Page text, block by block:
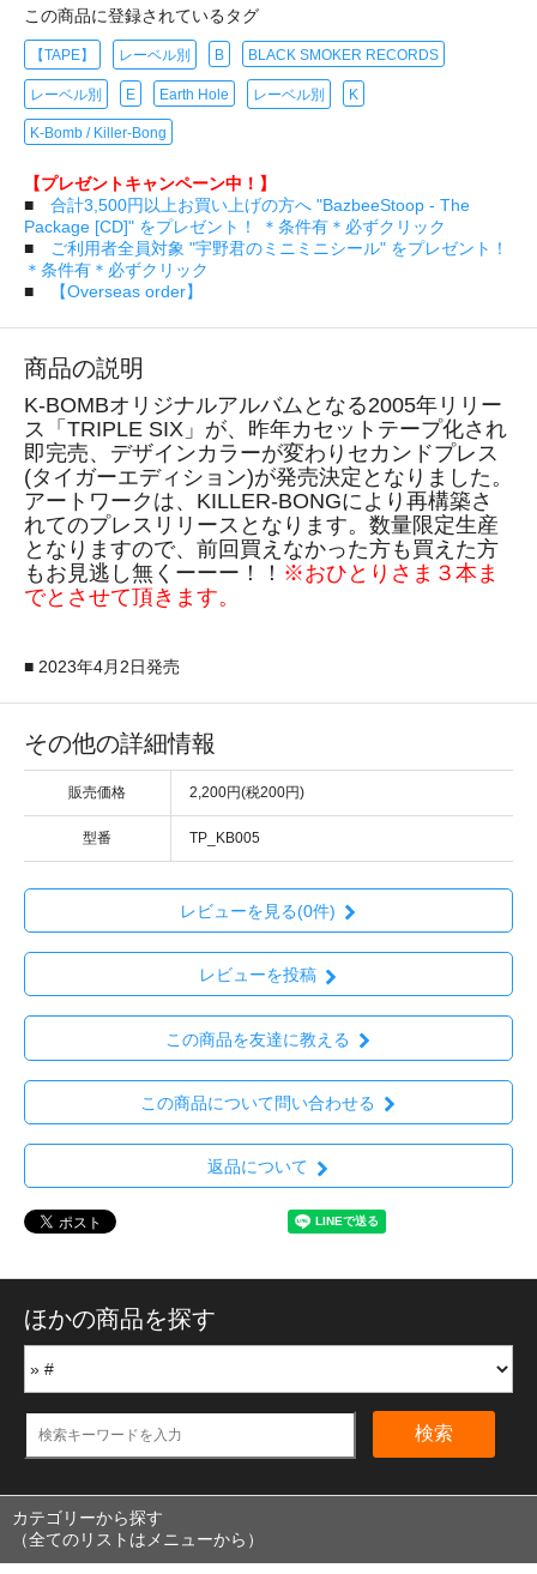
この商品に登録されているタグ
【TAPE】 レーベル別 B BLACK SMOKER RECORDS
レーベル別 E Earth Hole レーベル別 K
K-Bomb / Killer-Bong
【プレゼントキャンペーン中！】
■ 合計3,500円以上お買い上げの方へ "BazbeeStoop - The
Package [CD]" をプレゼント！ ＊条件有＊必ずクリック
■
ご利用者全員対象 "宇野君のミニミニシール" をプレゼント！
＊条件有＊必ずクリック
■
【Overseas order】
商品の説明
K-BOMBオリジナルアルバムとなる2005年リリー
ス「TRIPLE SIX」が、昨年カセットテープ化され
即完売、デザインカラーが変わりセカンドプレス
(タイガーエディション)が発売決定となりました。
アートワークは、KILLER-BONGにより再構築さ
れてのプレスリリースとなります。数量限定生産
となりますので、前回買えなかった方も買えた方
もお見逃し無くーーー！！ ※おひとりさま３本ま
でとさせて頂きます。
■ 2023年4月2日発売
その他の詳細情報
販売価格 2,200円(税200円)
型番 TP_KB005
レビューを見る(0件)
レビューを投稿
この商品を友達に教える
この商品について問い合わせる
返品について
ほかの商品を探す
検索
カテゴリーから探す
（全てのリストはメニューから）